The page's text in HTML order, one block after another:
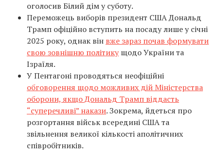
оголосив Білий дім у суботу.
Переможець виборів президент США Дональд
Трамп офіційно вступить на посаду лише у січні
2025 року, однак він вже зараз почав формувати
свою зовнішню політику щодо України та
Ізраїля.
У Пентагоні проводяться неофіційні
обговорення щодо можливих дій Міністерства
оборони, якщо Дональд Трамп віддасть
“суперечливі” накази. Зокрема, йдеться про
розгортання військ всередині США та
звільнення великої кількості аполітичних
співробітників.